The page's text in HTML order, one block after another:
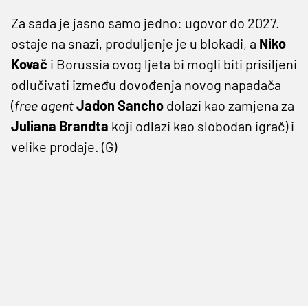
Za sada je jasno samo jedno: ugovor do 2027.
ostaje na snazi, produljenje je u blokadi, a Niko
Kovač i Borussia ovog ljeta bi mogli biti prisiljeni
odlučivati između dovođenja novog napadača
(free agentJadon Sancho dolazi kao zamjena za
Juliana Brandta koji odlazi kao slobodan igrač) i
velike prodaje. (G)